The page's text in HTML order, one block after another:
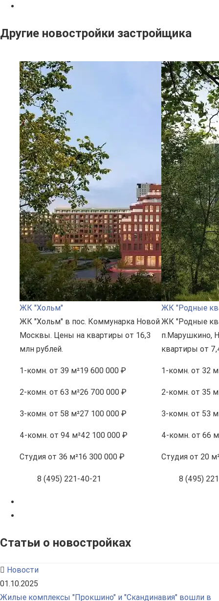
Другие новостройки застройщика
ЖК "Хольм"
ЖК "Хольм" в пос. Коммунарка Новой
Москвы. Цены на квартиры от 16,3
млн рублей.
1-комн. от 39 м²19 600 000 ₽
2-комн. от 63 м²26 700 000 ₽
3-комн. от 58 м²27 100 000 ₽
4-комн. от 94 м²42 100 000 ₽
Студия от 36 м²16 300 000 ₽
8 (495) 221-40-21
ЖК "Родные
ЖК "Родные
п.Марушкино,
квартиры от
1-комн. от 32
2-комн. от 35
3-комн. от 53
4-комн. от 66
Студия от 20
8 (495)
Статьи о новостройках
Новости
01.10.2025
Жилые комплексы "Прокшино" и "Скандинавия" вошли в